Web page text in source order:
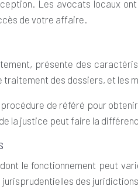
Les avocats locaux
de votre affaire.
présente des
des dossiers, et les
de référé pour
la justice peut faire la
le fonctionnement peut
des